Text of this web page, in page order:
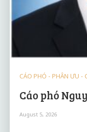
CÁO PHÓ - PHÂN ƯU -
Cáo phó
August 5, 2026